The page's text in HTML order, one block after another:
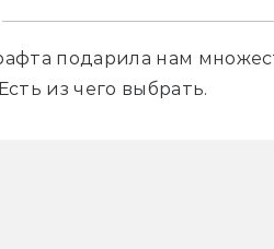
подарила нам
из чего выбрать.